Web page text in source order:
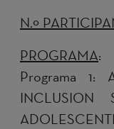
N.º
PROGRAMA:
Programa 1: